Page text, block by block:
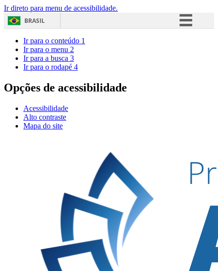
Ir direto para menu de acessibilidade.
BRASIL
Acesso à informação
Ir para o conteúdo 1
Ir para o menu 2
Ir para a busca 3
Ir para o rodapé 4
Opções de acessibilidade
Acessibilidade
Alto contraste
Mapa do site